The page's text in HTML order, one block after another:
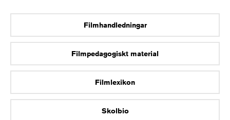
Filmhandledningar
Filmpedagogiskt material
Filmlexikon
Skolbio